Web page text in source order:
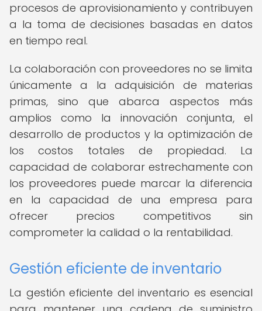
procesos de aprovisionamiento y contribuyen
a la toma de decisiones basadas en datos
en tiempo real.
La colaboración con proveedores no se limita
únicamente a la adquisición de materias
primas, sino que abarca aspectos más
amplios como la innovación conjunta, el
desarrollo de productos y la optimización de
los costos totales de propiedad. La
capacidad de colaborar estrechamente con
los proveedores puede marcar la diferencia
en la capacidad de una empresa para
ofrecer precios competitivos sin
comprometer la calidad o la rentabilidad.
Gestión eficiente de inventario
La gestión eficiente del inventario es esencial